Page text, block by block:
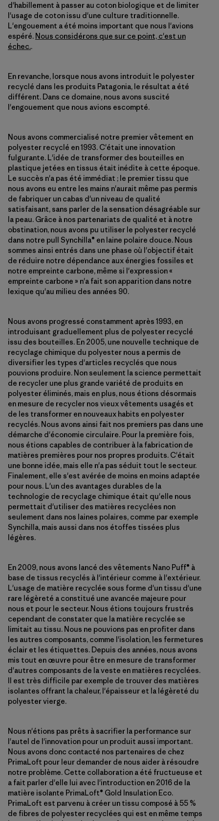
d'habillement à passer au coton biologique et de limiter
l'usage de coton issu d'une culture traditionnelle.
L'engouement a été moins important que nous l'avions
espéré. Nous considérons que sur ce point, c'est un
échec..
En revanche, lorsque nous avons introduit le polyester
recyclé dans les produits Patagonia, le résultat a été
différent. Dans ce domaine, nous avons suscité
l'engouement que nous avions escompté.
Nous avons commercialisé notre premier vêtement en
polyester recyclé en 1993. C'était une innovation
fulgurante. L'idée de transformer des bouteilles en
plastique jetées en tissus était inédite à cette époque.
Le succès n'a pas été immédiat ; le premier tissu que
nous avons eu entre les mains n'aurait même pas permis
de fabriquer un cabas d'un niveau de qualité
satisfaisant, sans parler de la sensation désagréable sur
la peau. Grâce à nos partenariats de qualité et à notre
obstination, nous avons pu utiliser le polyester recyclé
dans notre pull Synchilla® en laine polaire douce. Nous
sommes ainsi entrés dans une phase où l'objectif était
de réduire notre dépendance aux énergies fossiles et
notre empreinte carbone, même si l'expression «
empreinte carbone » n'a fait son apparition dans notre
lexique qu'au milieu des années 90.
Nous avons progressé constamment après 1993, en
introduisant graduellement plus de polyester recyclé
issu des bouteilles. En 2005, une nouvelle technique de
recyclage chimique du polyester nous a permis de
diversifier les types d'articles recyclés que nous
pouvions produire. Non seulement la science permettait
de recycler une plus grande variété de produits en
polyester éliminés, mais en plus, nous étions désormais
en mesure de recycler nos vieux vêtements usagés et
de les transformer en nouveaux habits en polyester
recyclés. Nous avons ainsi fait nos premiers pas dans une
démarche d'économie circulaire. Pour la première fois,
nous étions capables de contribuer à la fabrication de
matières premières pour nos propres produits. C'était
une bonne idée, mais elle n'a pas séduit tout le secteur.
Finalement, elle s'est avérée de moins en moins adaptée
pour nous. L'un des avantages durables de la
technologie de recyclage chimique était qu'elle nous
permettait d'utiliser des matières recyclées non
seulement dans nos laines polaires, comme par exemple
Synchilla, mais aussi dans nos étoffes tissées plus
légères.
En 2009, nous avons lancé des vêtements Nano Puff® à
base de tissus recyclés à l'intérieur comme à l'extérieur.
L'usage de matière recyclée sous forme d'un tissu d'une
rare légèreté a constitué une avancée majeure pour
nous et pour le secteur. Nous étions toujours frustrés
cependant de constater que la matière recyclée se
limitait au tissu. Nous ne pouvions pas en profiter dans
les autres composants, comme l'isolation, les fermetures
éclair et les étiquettes. Depuis des années, nous avons
mis tout en œuvre pour être en mesure de transformer
d'autres composants de la veste en matières recyclées.
Il est très difficile par exemple de trouver des matières
isolantes offrant la chaleur, l'épaisseur et la légèreté du
polyester vierge.
Nous n'étions pas prêts à sacrifier la performance sur
l'autel de l'innovation pour un produit aussi important.
Nous avons donc contacté nos partenaires de chez
PrimaLoft pour leur demander de nous aider à résoudre
notre problème. Cette collaboration a été fructueuse et
a fait parler d'elle lui avec l'introduction en 2016 de la
matière isolante PrimaLoft® Gold Insulation Eco.
PrimaLoft est parvenu à créer un tissu composé à 55 %
de fibres de polyester recyclées qui est en même temps